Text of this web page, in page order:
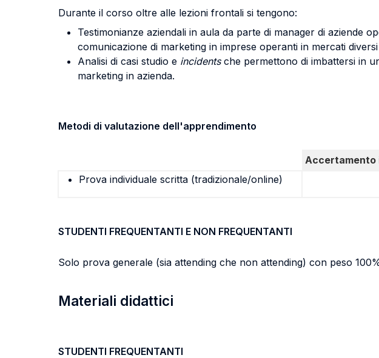
Durante il corso oltre alle lezioni frontali si tengono:
Testimonianze aziendali in aula da parte di manager di aziende
comunicazione di marketing in imprese operanti in mercati
Analisi di casi studio e incidents che permettono di imbattersi in
marketing in azienda.
Metodi di valutazione dell'apprendimento
Accertamento
Prova individuale scritta (tradizionale/online)
STUDENTI FREQUENTANTI E NON FREQUENTANTI
Solo prova generale (sia attending che non attending) con peso
Materiali didattici
STUDENTI FREQUENTANTI